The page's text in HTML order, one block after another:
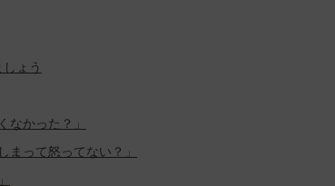
ょう
なかった？」
まって怒ってない？」